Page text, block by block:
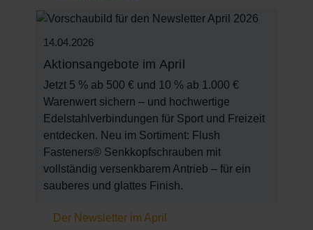
14.04.2026
Aktionsangebote im April
Jetzt 5 % ab 500 € und 10 % ab 1.000 €
Warenwert sichern – und hochwertige
Edelstahlverbindungen für Sport und Freizeit
entdecken. Neu im Sortiment: Flush
Fasteners® Senkkopfschrauben mit
vollständig versenkbarem Antrieb – für ein
sauberes und glattes Finish.
Der Newsletter im April